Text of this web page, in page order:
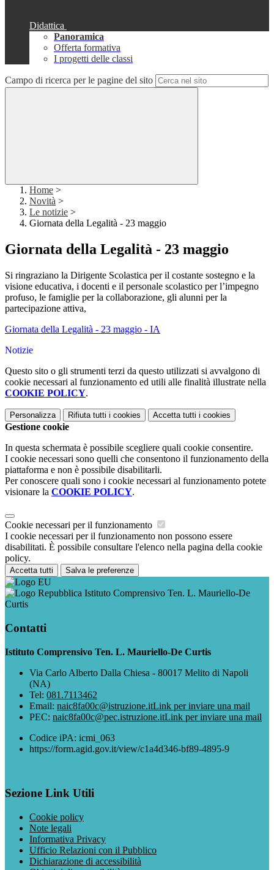
Didattica
Panoramica
Offerta formativa
I progetti delle classi
Campo di ricerca per le pagine del sito
Home >
Novità >
Le notizie >
Giornata della Legalità - 23 maggio
Giornata della Legalità - 23 maggio
Si ringraziano la Dirigente Scolastica per il costante sostegno e la
visione educativa, i docenti e il personale scolastico per l’impegno
profuso, le famiglie per la collaborazione, gli alunni per la
partecipazione attiva,
Giornata della Legalità - 23 maggio - IA
Notizie
Questo sito o gli strumenti terzi da questo utilizzati si avvalgono di
cookie necessari al funzionamento ed utili alle finalità illustrate nella
COOKIE POLICY.
Personalizza Rifiuta tutti i cookies Accetta tutti i cookies
Gestione cookie
In questa schermata è possibile scegliere quali cookie consentire.
I cookie necessari sono quelli che consentono il funzionamento della
piattaforma e non è possibile disabilitarli.
Per conoscere quali sono i cookie necessari al funzionamento potete
visionare la COOKIE POLICY.
Cookie necessari per il funzionamento
I cookie necessari per il funzionamento non possono essere
disabilitati. È possibile consultare l'elenco nella pagina della cookie
policy.
Accetta tutti Salva le preferenze
Istituto Comprensivo Ten. L. Mauriello-De
Curtis
Contatti
Istituto Comprensivo Ten. L. Mauriello-De Curtis
Via Carlo Alberto Dalla Chiesa - 80017 Melito di Napoli
(NA)
Tel: 081.7113462
Email: naic8fa00c@istruzione.itLink per inviare una mail
PEC: naic8fa00c@pec.istruzione.itLink per inviare una mail
Codice iPA: icmi_063
https://form.agid.gov.it/view/c1a4d346-bf89-4895-9
Sezione Link Utili
Cookie policy
Note legali
Informativa Privacy
Ufficio Relazioni con il Pubblico
Dichiarazione di accessibilità